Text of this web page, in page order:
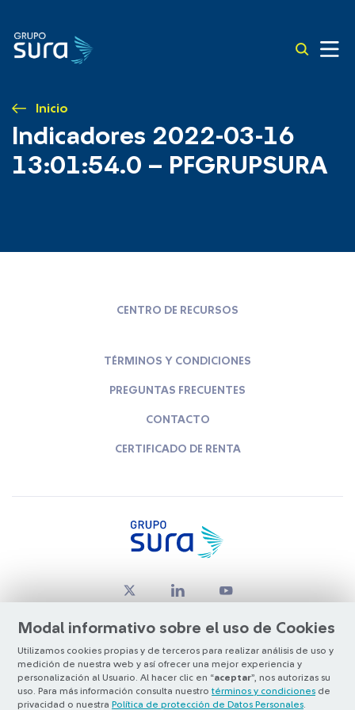
Inicio
Indicadores 2022-03-16
13:01:54.0 – PFGRUPSURA
Modal informativo sobre el uso de Cookies
Utilizamos cookies propias y de terceros para realizar análisis de uso y
medición de nuestra web y así ofrecer una mejor experiencia y
personalización al Usuario. Al hacer clic en “aceptar”, nos autorizas su
uso. Para más información consulta nuestro términos y condiciones de
privacidad o nuestra Política de protección de Datos Personales
CENTRO DE RECURSOS
TÉRMINOS Y CONDICIONES
PREGUNTAS FRECUENTES
CONTACTO
CERTIFICADO DE RENTA
© Copyright Grupo SURA 2026